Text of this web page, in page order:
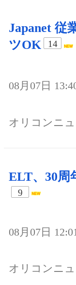
Japanet 従
ツOK
14
08月07日
オリコンニ
ELT、30周
9
08月07日 12:01
オリコンニ